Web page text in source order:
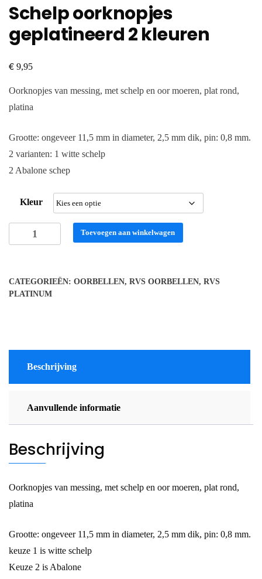
Schelp oorknopjes
geplatineerd 2 kleuren
€ 9,95
Oorknopjes van messing, met schelp en oor moeren, plat rond,
platina
Grootte: ongeveer 11,5 mm in diameter, 2,5 mm dik, pin: 0,8 mm.
2 varianten: 1 witte schelp
2 Abalone schep
Kleur
oorknopjes
kleuren
aantal
Toevoegen aan winkelwagen
CATEGORIEËN: OORBELLEN, RVS OORBELLEN, RVS
PLATINUM
Beschrijving
Aanvullende informatie
Beschrijving
Oorknopjes van messing, met schelp en oor moeren, plat rond,
platina
Grootte: ongeveer 11,5 mm in diameter, 2,5 mm dik, pin: 0,8 mm.
keuze 1 is witte schelp
Keuze 2 is Abalone